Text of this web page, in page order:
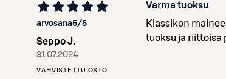
arvosana5/5
Seppo J.
31.07.2024
VAHVISTETTU OSTO
Varma tuoksu
Klassikon
tuoksu ja riittoisa